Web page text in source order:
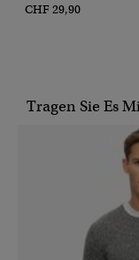
CHF 29,90
Tragen Sie Es